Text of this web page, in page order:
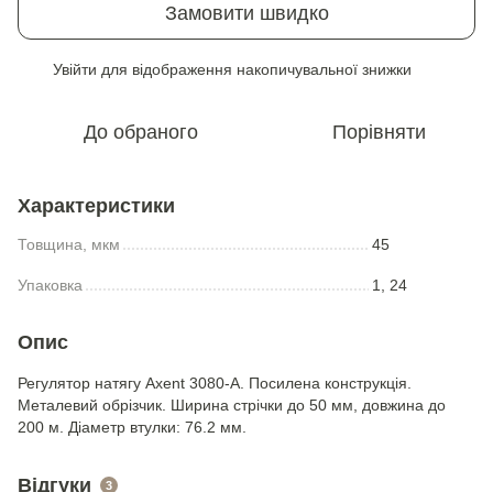
Замовити швидко
Увійти для відображення накопичувальної знижки
До обраного Порівняти
Характеристики
Товщина, мкм 45
Упаковка 1, 24
Опис
Регулятор натягу Axent 3080-A. Посилена конструкція.
Металевий обрізчик. Ширина стрічки до 50 мм, довжина до
200 м. Діаметр втулки: 76.2 мм.
Відгуки 3